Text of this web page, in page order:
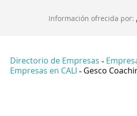
Información ofrecida por:
Directorio de Empresas -
Empresas en CALI - Gesco